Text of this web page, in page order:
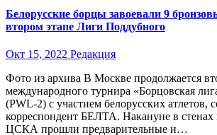
Белорусские борцы завоевали 9
втором этапе Лиги Поддубного
Окт 15, 2022 Редакция
Фото из архива В Москве продолжается
международного турнира «Борцовская
(PWL-2) с участием белорусских атлетов,
корреспондент БЕЛТА. Накануне в стенах
ЦСКА прошли предварительные и…